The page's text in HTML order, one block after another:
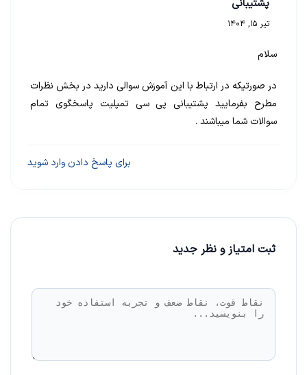
پشتیبانی
تیر 15, 1404
سلام
در صورتیکه در ارتباط با این آموزش سوالی دارید در بخش نظرات
مطرح بفرمایید پشتیبانی پی سی تمپلیت پاسخگوی تمام
سوالات شما میباشند .
برای پاسخ دادن وارد شوید
ثبت امتیاز و نظر جدید